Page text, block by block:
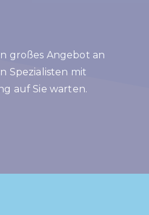
großes Angebot an
Spezialisten mit
auf Sie warten.